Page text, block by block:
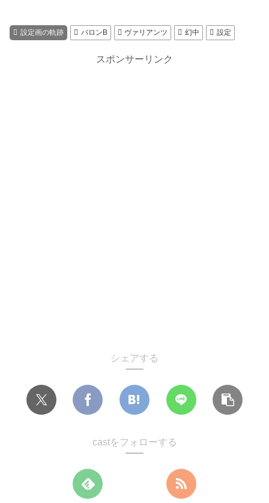
設定画の軌跡 バロンB ヴァリアンツ 幻中 設定
スポンサーリンク
シェアする
castをフォローする